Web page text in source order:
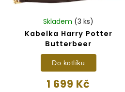
Kabelka Harry Potter
Butterbeer
Skladem (3 ks)
1 699 Kč
Do kotlíku